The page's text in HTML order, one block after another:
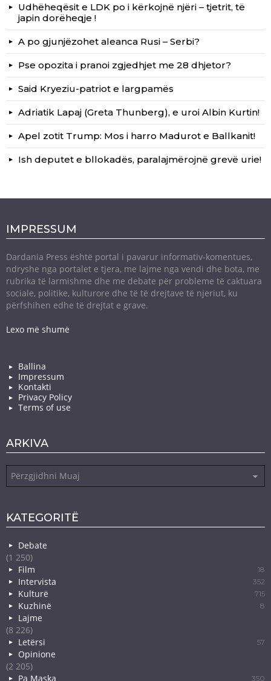
Udhëheqësit e LDK po i kërkojnë njëri – tjetrit, të
japin dorëheqje !
A po gjunjëzohet aleanca Rusi – Serbi?
Pse opozita i pranoi zgjedhjet me 28 dhjetor?
Said Kryeziu-patriot e largpamës
Adriatik Lapaj (Greta Thunberg), e uroi Albin Kurtin!
Apel zotit Trump: Mos i harro Madurot e Ballkanit!
Ish deputet e bllokadës, paralajmërojnë grevë urie!
IMPRESSUM
Dardania Press është portal i pavarur informativ-komentues,
ndryshe nga portalet e tjera, me lajme nga vendi dhe bota, me
rubrika të larmishme dhe me debate për probleme të caktuara
sociale, politike, kulturore dhe të të drejtave të njeriut, ku
përfshihen edhe të drejtat e grave.
Lexo më shumë
Ballina
Impressum
Kontakti
Privacy Policy
Terms of use
ARKIVA
KATEGORITË
Debate
(1 250)
Film
18
Intervista 352
Kulturë 715
Kuzhinë 8
Lajme
(8 226)
Letërsi
57
Opinione
(2 205)
Pa Maska
350